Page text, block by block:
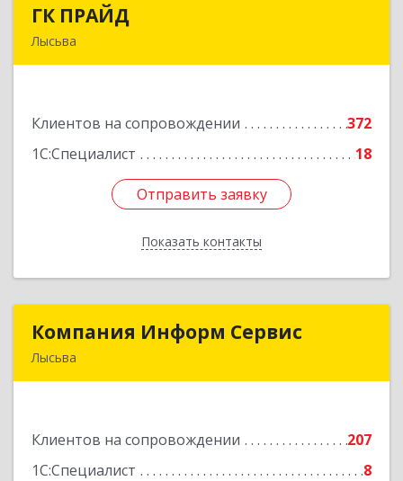
ГК ПРАЙД
Лысьва
Клиентов на сопровождении
372
1С:Специалист
18
Отправить заявку
Показать контакты
Подробнее
Отправить заявку
Назад
Компания Информ Сервис
Лысьва
Клиентов на сопровождении
207
1С:Специалист
8
Компания Информ Сервис
Подробнее